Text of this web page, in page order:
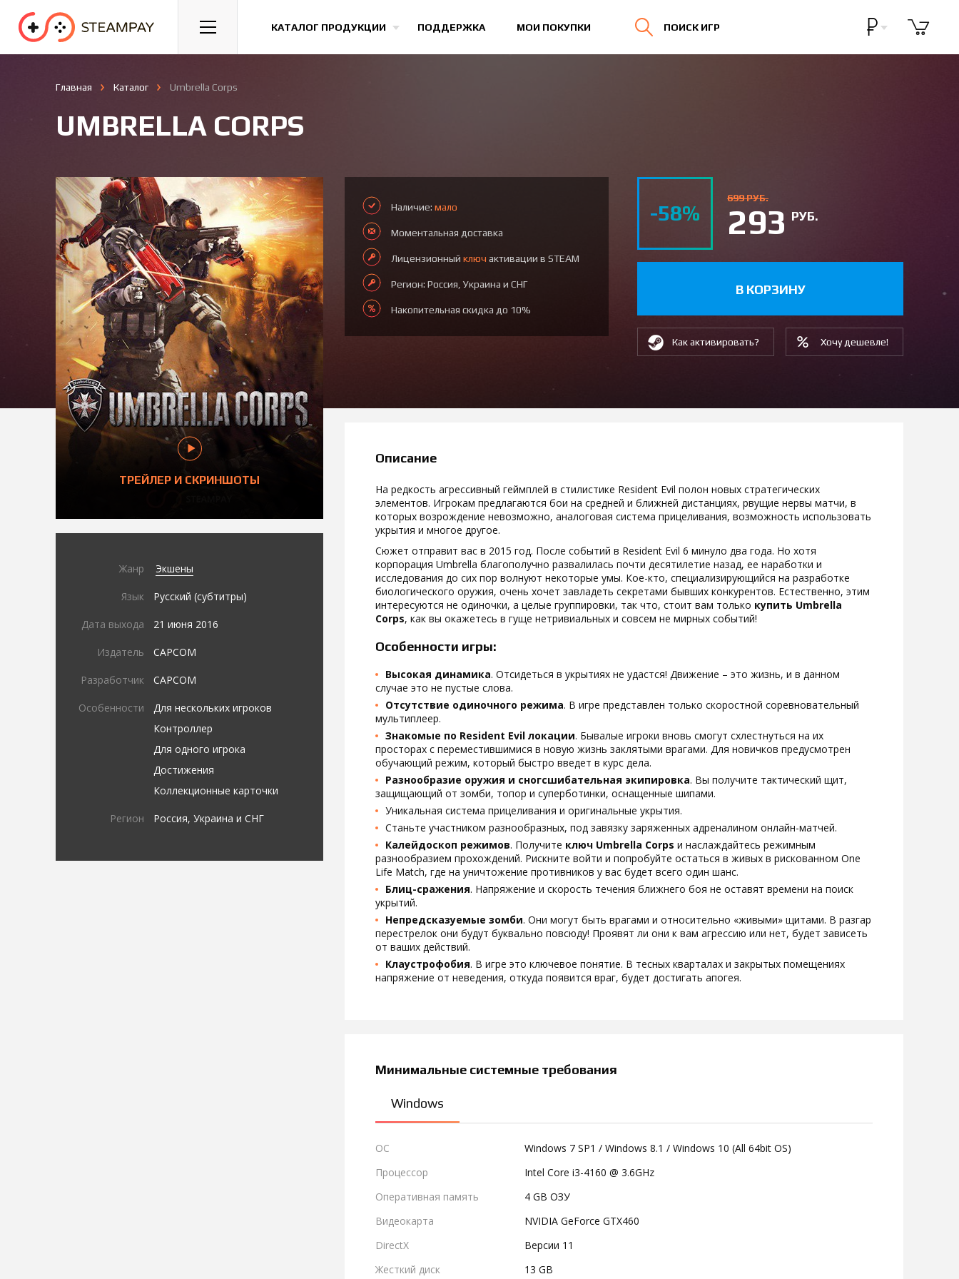
КАТАЛОГ ПРОДУКЦИИ ПОДДЕРЖКА МОИ ПОКУПКИ ПОИСК ИГР
Спорт Гонки Казуальные Все игры
Главная Каталог Umbrella Corps
UMBRELLA CORPS
ТРЕЙЛЕР И СКРИНШОТЫ
Жанр Экшены
Язык Русский (субтитры)
Дата выхода 21 июня 2016
Издатель CAPCOM
Разработчик CAPCOM
Особенности
Для нескольких игроков
Контроллер
Для одного игрока
Достижения
Коллекционные карточки
Регион Россия, Украина и СНГ
Наличие: мало
Моментальная доставка
Лицензионный ключ активации в STEAM
Регион: Россия, Украина и СНГ
Накопительная скидка до 10%
-58%
699 РУБ.
293РУБ.
В КОРЗИНУ
Как активировать? Хочу дешевле!
Описание
На редкость агрессивный геймплей в стилистике Resident Evil полон новых стратегических
элементов. Игрокам предлагаются бои на средней и ближней дистанциях, рвущие нервы матчи, в
которых возрождение невозможно, аналоговая система прицеливания, возможность использовать
укрытия и многое другое.
Сюжет отправит вас в 2015 год. После событий в Resident Evil 6 минуло два года. Но хотя
корпорация Umbrella благополучно развалилась почти десятилетие назад, ее наработки и
исследования до сих пор волнуют некоторые умы. Кое-кто, специализирующийся на разработке
биологического оружия, очень хочет завладеть секретами бывших конкурентов. Естественно, этим
интересуются не одиночки, а целые группировки, так что, стоит вам только купить Umbrella
Corps, как вы окажетесь в гуще нетривиальных и совсем не мирных событий!
Особенности игры:
Высокая динамика. Отсидеться в укрытиях не удастся! Движение – это жизнь, и в данном
случае это не пустые слова.
Отсутствие одиночного режима. В игре представлен только скоростной соревновательный
мультиплеер.
Знакомые по Resident Evil локации. Бывалые игроки вновь смогут схлестнуться на их
просторах с переместившимися в новую жизнь заклятыми врагами. Для новичков предусмотрен
обучающий режим, который быстро введет в курс дела.
Разнообразие оружия и сногсшибательная экипировка. Вы получите тактический щит,
защищающий от зомби, топор и суперботинки, оснащенные шипами.
Уникальная система прицеливания и оригинальные укрытия.
Станьте участником разнообразных, под завязку заряженных адреналином онлайн-матчей.
Калейдоскоп режимов. Получите ключ Umbrella Corps и наслаждайтесь режимным
разнообразием прохождений. Рискните войти и попробуйте остаться в живых в рискованном One
Life Match, где на уничтожение противников у вас будет всего один шанс.
Блиц-сражения. Напряжение и скорость течения ближнего боя не оставят времени на поиск
укрытий.
Непредсказуемые зомби. Они могут быть врагами и относительно «живыми» щитами. В разгар
перестрелок они будут буквально повсюду! Проявят ли они к вам агрессию или нет, будет зависеть
от ваших действий.
Клаустрофобия. В игре это ключевое понятие. В тесных кварталах и закрытых помещениях
напряжение от неведения, откуда появится враг, будет достигать апогея.
Минимальные системные требования
Windows
ОС
Windows 7 SP1 / Windows 8.1 / Windows 10 (All 64bit OS)
Процессор
Intel Core i3-4160 @ 3.6GHz
Оперативная память
4 GB ОЗУ
Видеокарта
NVIDIA GeForce GTX460
DirectX
Версии 11
Жесткий диск
13 GB